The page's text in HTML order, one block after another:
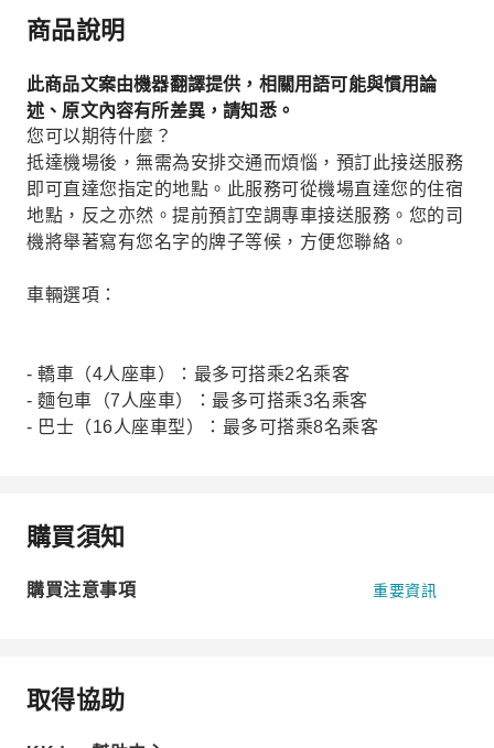
商品說明
此商品文案由機器翻譯提供，相關用語可能與慣用論
述、原文內容有所差異，請知悉。
您可以期待什麼？
抵達機場後，無需為安排交通而煩惱，預訂此接送服務
即可直達您指定的地點。此服務可從機場直達您的住宿
地點，反之亦然。提前預訂空調專車接送服務。您的司
機將舉著寫有您名字的牌子等候，方便您聯絡。
車輛選項：
- 轎車（4人座車）：最多可搭乘2名乘客
- 麵包車（7人座車）：最多可搭乘3名乘客
- 巴士（16人座車型）：最多可搭乘8名乘客
購買須知
購買注意事項 重要資訊
取得協助